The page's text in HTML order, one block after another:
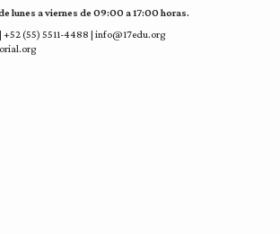
lunes a viernes de 09:00 a 17:00 horas.
(55) 5511-4488 | info@17edu.org